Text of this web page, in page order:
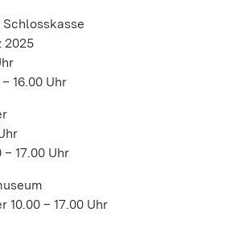
2025
16.00 Uhr
– 17.00 Uhr
10.00 – 17.00 Uhr